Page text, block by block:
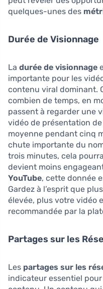
quelques-unes des
Durée de Visionnage
La durée de visionnage
importante pour les
contenu viral dominant.
combien de temps, en
passent à regarder une
vidéo de présentation
moyenne pendant cinq
chute importante du
trois minutes, cela
devient moins
YouTube, cette donnée
Gardez à l’esprit que
élevée, plus votre vidéo
recommandée par la
Partages sur les
Les partages sur les
indicateur essentiel